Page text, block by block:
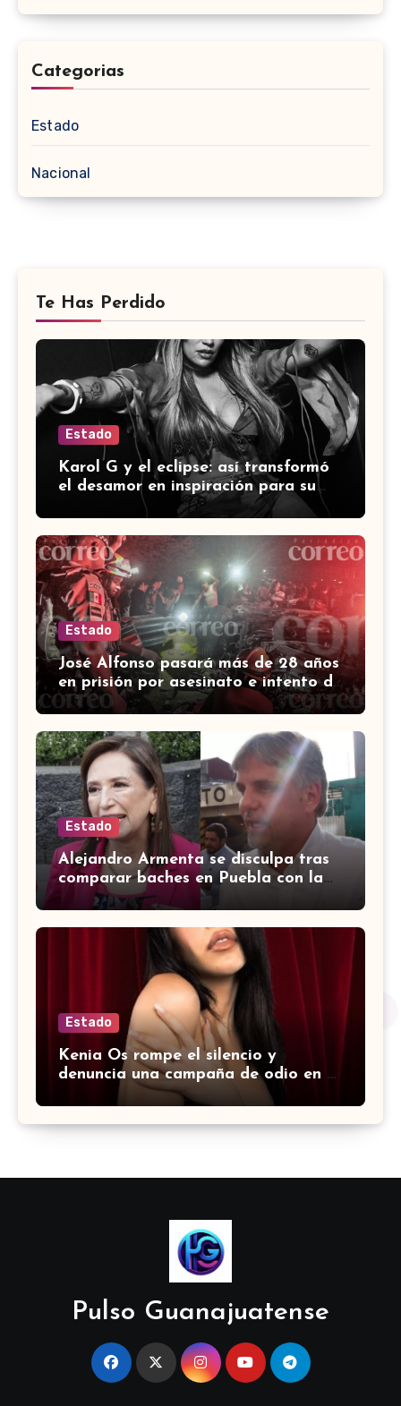
Categorias
Estado
Nacional
Te Has Perdido
Estado
Karol G y el eclipse: así transformó
el desamor en inspiración para su
último álbum
Estado
José Alfonso pasará más de 28 años
en prisión por asesinato e intento de
homicidio en Irapuato
Estado
Alejandro Armenta se disculpa tras
comparar baches en Puebla con la
guerra en Palestina
Estado
Kenia Os rompe el silencio y
denuncia una campaña de odio en su
Pulso Guanajuatense